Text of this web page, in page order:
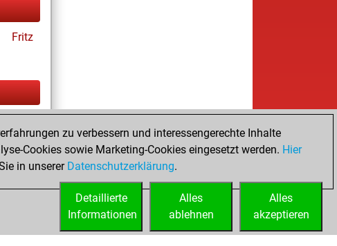
Fritz
Play
zu verbessern und interessengerechte Inhalte
Cookies sowie Marketing-Cookies eingesetzt werden. Hier
in unserer Datenschutzerklärung.
Alles
akzeptieren
Alles
ablehnen
Detaillierte
Informationen